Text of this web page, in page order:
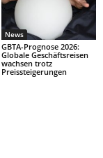
News
GBTA-Prognose 2026:
Globale Geschäftsreisen
wachsen trotz
Preissteigerungen